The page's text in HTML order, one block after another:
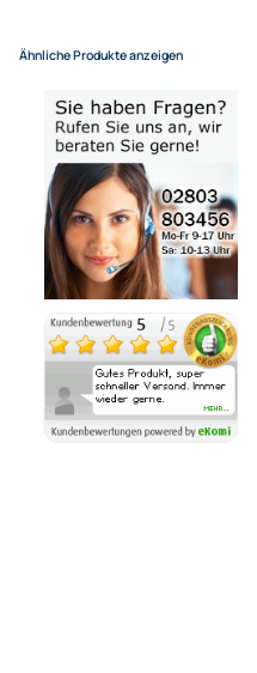
Bezahlmöglichkeiten
Noch 6 direkt ab Lager lieferbar
Lieferzeit 1 - 3 Tage
Ähnliche Produkte anzeigen